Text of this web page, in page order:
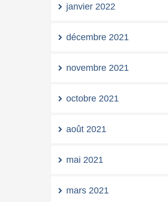
janvier 2022
décembre 2021
novembre 2021
octobre 2021
août 2021
mai 2021
mars 2021